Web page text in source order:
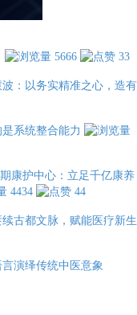
5666 33
：以务实精准之心，造有
系统整合能力
康护中心：立足千亿康养
4434 44
古都文脉，赋能医疗新生
演绎传统中医意象